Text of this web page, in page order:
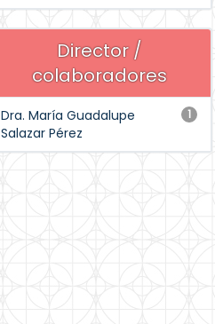
Director /
colaboradores
1
Dra. María Guadalupe
Salazar Pérez